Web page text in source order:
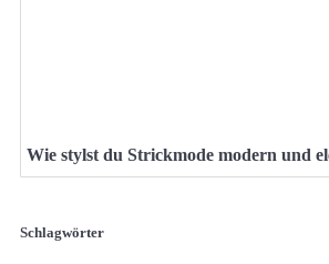
Wie stylst du Strickmode modern und
Schlagwörter